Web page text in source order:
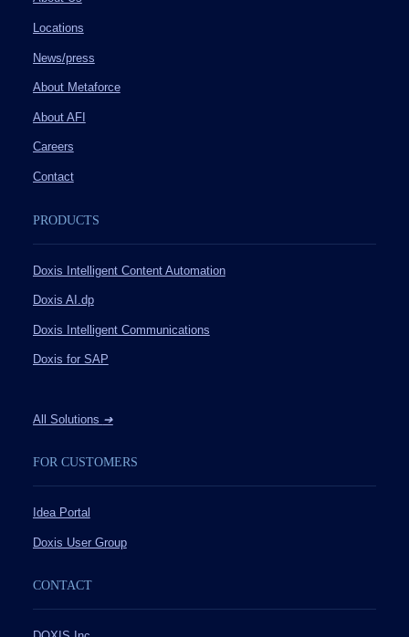
Locations
News/press
About Metaforce
About AFI
Careers
Contact
PRODUCTS
Doxis Intelligent Content Automation
Doxis AI.dp
Doxis Intelligent Communications
Doxis for SAP
All Solutions ➔
FOR CUSTOMERS
Idea Portal
Doxis User Group
CONTACT